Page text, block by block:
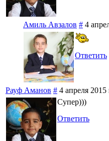
Амиль Авзалов # 4
Ответить
Рауф Аманов # 4 апреля 2015
Супер)))
Ответить